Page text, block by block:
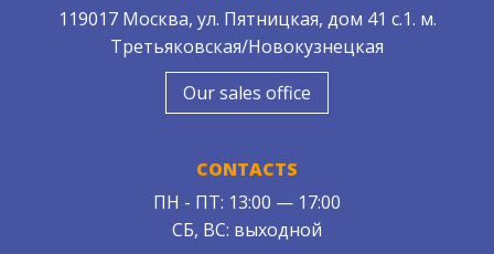
119017 Москва, ул. Пятницкая, дом 41 с.1. м.
Третьяковская/Новокузнецкая
Our sales office
CONTACTS
ПН - ПТ: 13:00 — 17:00
СБ, ВС: выходной